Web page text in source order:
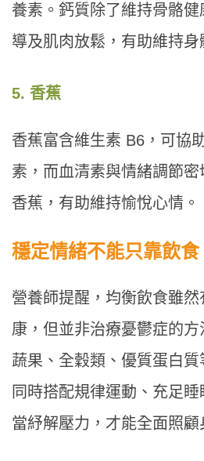
養素。鈣質除了維持骨骼
導及肌肉放鬆，有助維持身
5. 香蕉
香蕉富含維生素 B6，可協
素，而血清素與情緒調節密
香蕉，有助維持愉悅心情。
穩定情緒不能只靠飲食
營養師提醒，均衡飲食雖
康，但並非治療憂鬱症的
蔬果、全穀類、優質蛋白質
同時搭配規律運動、充足
當紓解壓力，才能全面照顧